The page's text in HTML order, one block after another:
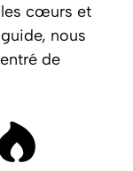
cœurs et
nous
de